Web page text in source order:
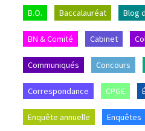
B.O. Baccalauréat Blog
BN & Comité Cabinet
Communiqués Concours
Correspondance CPGE
Enquête annuelle Enquêtes